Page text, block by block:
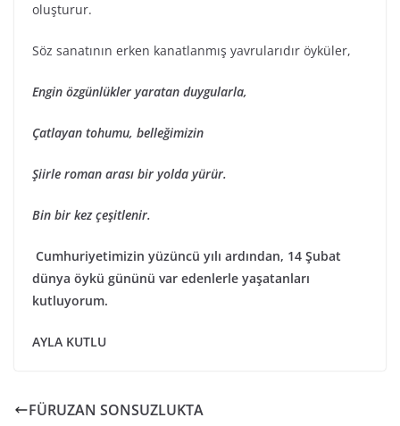
oluşturur.
Söz sanatının erken kanatlanmış yavrularıdır öyküler,
Engin özgünlükler yaratan duygularla,
Çatlayan tohumu, belleğimizin
Şiirle roman arası bir yolda yürür.
Bin bir kez çeşitlenir.
Cumhuriyetimizin yüzüncü yılı ardından, 14 Şubat
dünya öykü gününü var edenlerle yaşatanları
kutluyorum.
AYLA KUTLU
FÜRUZAN SONSUZLUKTA